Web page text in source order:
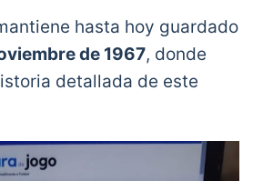
hasta hoy guardado
de 1967, donde
detallada de este